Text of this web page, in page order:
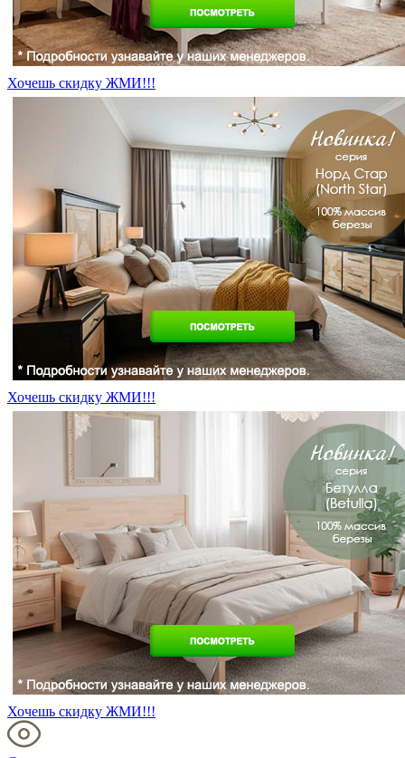
Хочешь скидку ЖМИ!!!
Хочешь скидку ЖМИ!!!
Хочешь скидку ЖМИ!!!